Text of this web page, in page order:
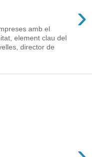
›
amb el
element clau del
director de